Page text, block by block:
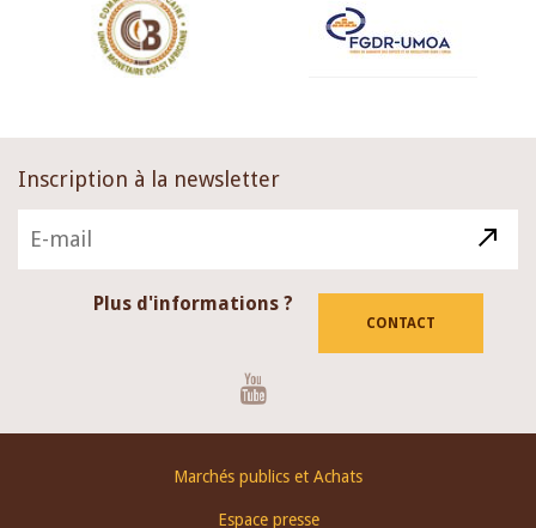
Inscription à la newsletter
Plus d'informations ?
CONTACT
Marchés publics et Achats
Espace presse